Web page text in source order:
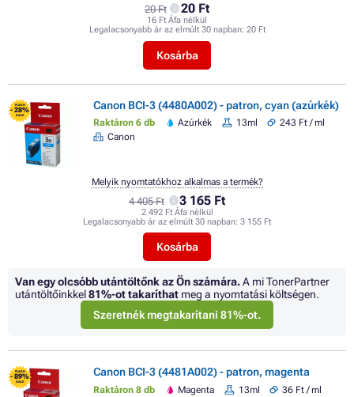
20 Ft 20 Ft
16 Ft Áfa nélkül
Legalacsonyabb ár az elmúlt 30 napban: 20 Ft
Kosárba
FLASH
- 28%
SALE
Canon BCI-3 (4480A002) - patron, cyan (azúrkék)
Raktáron 6 db Azúrkék 13ml
243 Ft / ml
Canon
4 405 Ft 3 165 Ft
2 492 Ft Áfa nélkül
Legalacsonyabb ár az elmúlt 30 napban: 3 155 Ft
Kosárba
Melyik nyomtatókhoz alkalmas a termék?
Van egy olcsóbb utántöltőnk az Ön számára.A mi TonerPartner
utántöltőinkkel81%-ot takaríthat meg a nyomtatási költségen.
Szeretnék megtakarítani 81%-ot.
FLASH
- 89%
SALE
Canon BCI-3 (4481A002) - patron, magenta
Raktáron 8 db Magenta 13ml
36 Ft / ml